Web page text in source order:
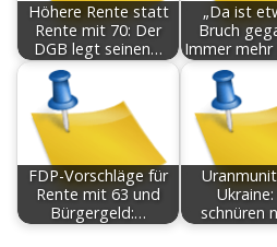
Höhere Rente statt
Rente mit 70: Der
DGB legt seinen…
„Da ist
Bruch
Immer
FDP-Vorschläge für
Rente mit 63 und
Bürgergeld:…
Ukraine:
schnüren